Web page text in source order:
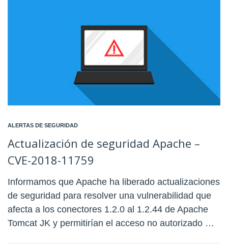
ALERTAS DE SEGURIDAD
Actualización de seguridad Apache –
CVE-2018-11759
Informamos que Apache ha liberado actualizaciones
de seguridad para resolver una vulnerabilidad que
afecta a los conectores 1.2.0 al 1.2.44 de Apache
Tomcat JK y permitirían el acceso no autorizado …